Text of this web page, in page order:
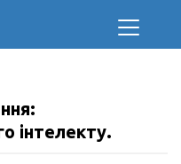
інтелекту.